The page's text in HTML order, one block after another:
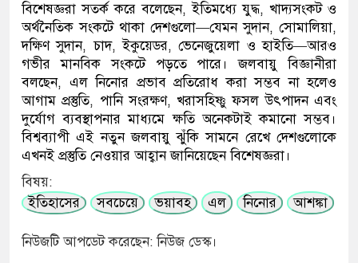
বিশেষজ্ঞরা সতর্ক করে বলেছেন, ইতিমধ্যে যুদ্ধ, খাদ্যসংকট ও
অর্থনৈতিক সংকটে থাকা দেশগুলো—যেমন সুদান, সোমালিয়া,
দক্ষিণ সুদান, চাদ, ইকুয়েডর, ভেনেজুয়েলা ও হাইতি—আরও
গভীর মানবিক সংকটে পড়তে পারে। জলবায়ু বিজ্ঞানীরা
বলছেন, এল নিনোর প্রভাব প্রতিরোধ করা সম্ভব না হলেও
আগাম প্রস্তুতি, পানি সংরক্ষণ, খরাসহিষ্ণু ফসল উৎপাদন এবং
দুর্যোগ ব্যবস্থাপনার মাধ্যমে ক্ষতি অনেকটাই কমানো সম্ভব।
বিশ্বব্যাপী এই নতুন জলবায়ু ঝুঁকি সামনে রেখে দেশগুলোকে
এখনই প্রস্তুতি নেওয়ার আহ্বান জানিয়েছেন বিশেষজ্ঞরা।
বিষয়:
ইতিহাসের
সবচেয়ে ভয়াবহ এল নিনোর আশঙ্কা
নিউজটি আপডেট করেছেন: নিউজ ডেস্ক।